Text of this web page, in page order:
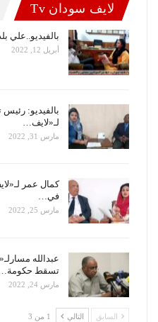
لايف سودان Tv
بالفيديو..علي
أبريل 12, 2022
بالفيديو:
لـ«لايف…
مارس 31, 2022
كمال عمر
في…
مارس 25, 2022
عبدالله
تسقط حكومة…
مارس 24, 2022
السابق التالي 1 من 3